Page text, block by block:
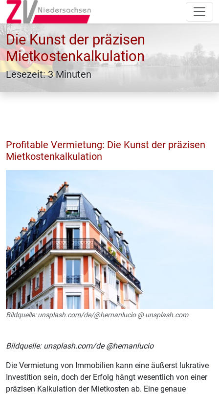
Die Kunst der präzisen
Mietkostenkalkulation
Lesezeit: 3 Minuten
Profitable Vermietung: Die Kunst der präzisen
Mietkostenkalkulation
Bildquelle: unsplash.com/de/@hernanlucio @ unsplash.com
Bildquelle: unsplash.com/de @hernanlucio
Die Vermietung von Immobilien kann eine äußerst lukrative
Investition sein, doch der Erfolg hängt wesentlich von einer
präzisen Kalkulation der Mietkosten ab. Eine genaue